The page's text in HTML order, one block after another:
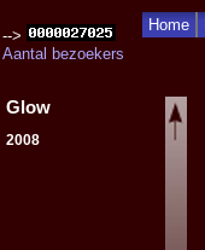
Home
-->
Aantal bezoekers
Glow
2008